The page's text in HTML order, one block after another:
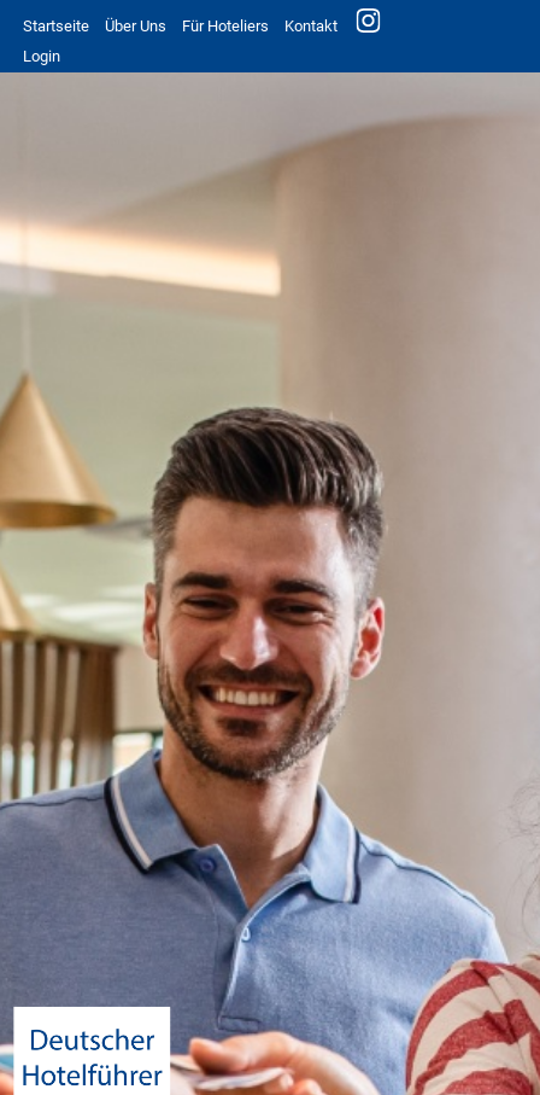
Startseite Über Uns Für Hoteliers
Kontakt
Login